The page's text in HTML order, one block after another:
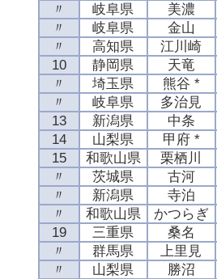
〃
岐阜県 美濃
〃
岐阜県 金山
〃
高知県 江川崎
10
静岡県 天竜
〃
埼玉県 熊谷 *
〃
岐阜県 多治見
13
新潟県 中条
14
山梨県 甲府 *
15
和歌山県 栗栖川
〃
茨城県 古河
〃
新潟県 寺泊
〃
和歌山県 かつらぎ
19
三重県 桑名
〃
群馬県 上里見
〃
山梨県 勝沼